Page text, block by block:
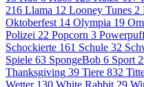
216 Llama 12 Looney Tunes 2
Oktoberfest 14 Olympia 19
Polizei 22 Popcorn 3
Schockierte 161 Schule 32
Spiele 63 SpongeBob 6 Sport
Thanksgiving 39 Tiere 832
Wetter 130 White Rabbit 29